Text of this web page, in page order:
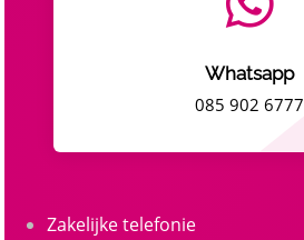
Whatsapp
085 902 6777
Zakelijke telefonie